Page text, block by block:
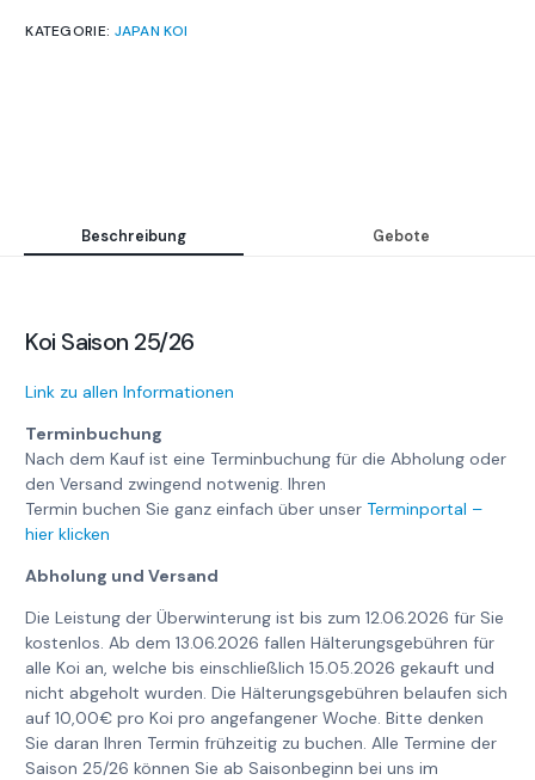
KATEGORIE: JAPAN KOI
Beschreibung Gebote
Koi Saison 25/26
Link zu allen Informationen
Terminbuchung
Nach dem Kauf ist eine Terminbuchung für die Abholung oder
den Versand zwingend notwenig. Ihren
Termin buchen Sie ganz einfach über unserTerminportal –
hier klicken
Abholung und Versand
Die Leistung der Überwinterung ist bis zum 12.06.2026 für Sie
kostenlos. Ab dem 13.06.2026 fallen Hälterungsgebühren für
alle Koi an, welche bis einschließlich 15.05.2026 gekauft und
nicht abgeholt wurden. Die Hälterungsgebühren belaufen sich
auf 10,00€ pro Koi pro angefangener Woche. Bitte denken
Sie daran Ihren Termin frühzeitig zu buchen. Alle Termine der
Saison 25/26 können Sie ab Saisonbeginn bei uns im